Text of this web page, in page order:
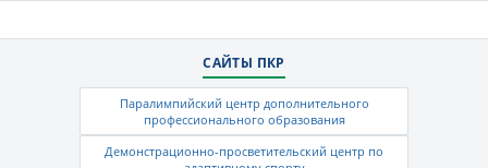
САЙТЫ ПКР
Паралимпийский центр дополнительного
профессионального образования
Демонстрационно-просветительский центр по